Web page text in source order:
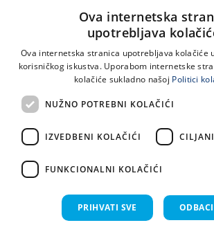
Spinčićeva 1, 21000 Split
LINKOVI
Uvjeti korištenja
Ova internetska
upotrebljava
Ova internetska stranica upotrebljava kolačiće
korisničkog iskustva. Uporabom internetske
kolačiće sukladno našoj Politici
NUŽNO POTREBNI KOLAČIĆI
IZVEDBENI KOLAČIĆI
FUNKCIONALNI KOLAČIĆI
PRIHVATI SVE